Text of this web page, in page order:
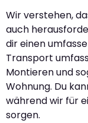
Wir verstehen,
auch
dir einen
Transport
Montieren und
Wohnung. Du
während wir für
sorgen.